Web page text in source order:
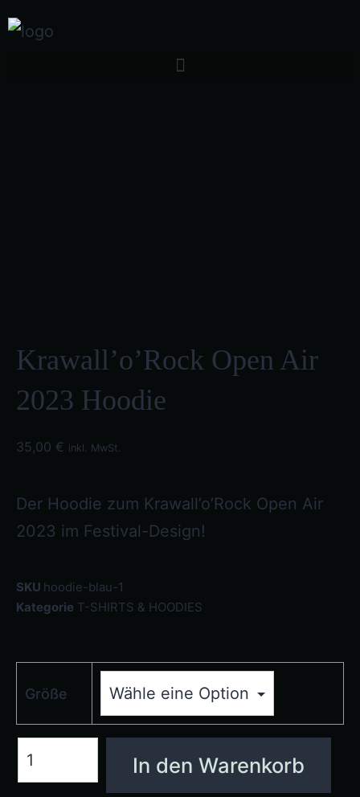
Krawall’o’Rock Open Air
2023 Hoodie
35,00 € inkl. MwSt.
Der Hoodie zum Krawall’o’Rock Open Air
2023 im Festival-Design!
SKU hoodie-blau-1
Kategorie T-SHIRTS & HOODIES
Größe
In den Warenkorb